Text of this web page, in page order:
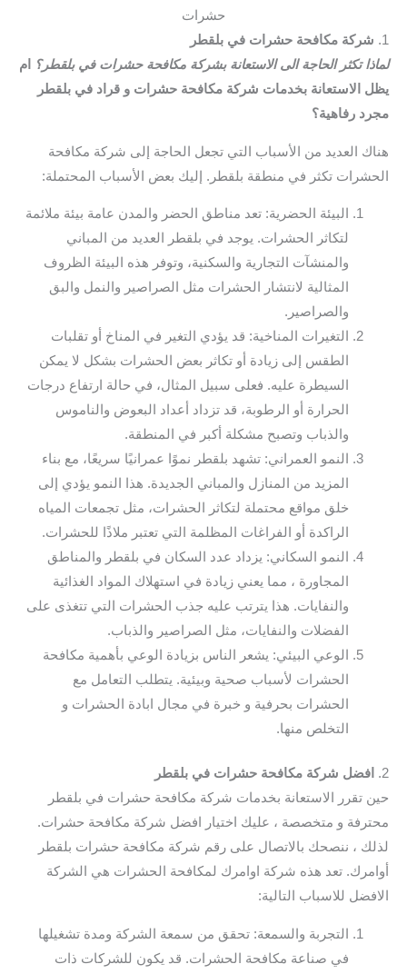
حشرات
1.
شركة مكافحة حشرات في بلقطر
لماذا تكثر الحاجة الى الاستعانة بشركة مكافحة حشرات في بلقطر؟
ام
يظل الاستعانة بخدمات شركة مكافحة حشرات و قراد في بلقطر
مجرد رفاهية؟
هناك العديد من الأسباب التي تجعل الحاجة إلى شركة مكافحة
الحشرات تكثر في منطقة بلقطر. إليك بعض الأسباب المحتملة:
البيئة الحضرية: تعد مناطق الحضر والمدن عامة بيئة ملائمة
لتكاثر الحشرات. يوجد في بلقطر العديد من المباني
والمنشآت التجارية والسكنية، وتوفر هذه البيئة الظروف
المثالية لانتشار الحشرات مثل الصراصير والنمل والبق
والصراصير.
التغيرات المناخية: قد يؤدي التغير في المناخ أو تقلبات
الطقس إلى زيادة أو تكاثر بعض الحشرات بشكل لا يمكن
السيطرة عليه. فعلى سبيل المثال، في حالة ارتفاع درجات
الحرارة أو الرطوبة، قد تزداد أعداد البعوض والناموس
والذباب وتصبح مشكلة أكبر في المنطقة.
النمو العمراني: تشهد بلقطر نموًا عمرانيًا سريعًا، مع بناء
المزيد من المنازل والمباني الجديدة. هذا النمو يؤدي إلى
خلق مواقع محتملة لتكاثر الحشرات، مثل تجمعات المياه
الراكدة أو الفراغات المظلمة التي تعتبر ملاذًا للحشرات.
النمو السكاني: يزداد عدد السكان في بلقطر والمناطق
المجاورة ، مما يعني زيادة في استهلاك المواد الغذائية
والنفايات. هذا يترتب عليه جذب الحشرات التي تتغذى على
الفضلات والنفايات، مثل الصراصير والذباب.
الوعي البيئي: يشعر الناس بزيادة الوعي بأهمية مكافحة
الحشرات لأسباب صحية وبيئية. يتطلب التعامل مع
الحشرات بحرفية و خبرة في مجال ابادة الحشرات و
التخلص منها.
2.
افضل شركة مكافحة حشرات في بلقطر
حين تقرر الاستعانة بخدمات شركة مكافحة حشرات في بلقطر
محترفة و متخصصة ، عليك اختيار افضل شركة مكافحة حشرات.
لذلك ، ننصحك بالاتصال على رقم شركة مكافحة حشرات بلقطر
أوامرك. تعد هذه شركة اوامرك لمكافحة الحشرات هي الشركة
الافضل للاسباب التالية:
التجربة والسمعة: تحقق من سمعة الشركة ومدة تشغيلها
في صناعة مكافحة الحشرات. قد يكون للشركات ذات